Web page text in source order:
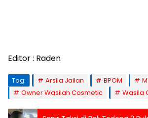
Editor : Raden
Tag: Arsila Jailan BPOM
Owner Wasilah Cosmetic
Wasila